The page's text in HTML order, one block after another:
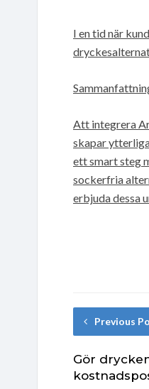
I en tid när
Att integrera
skapar
ett smart steg
sockerfria
erbjuda dessa
Previous
Gör